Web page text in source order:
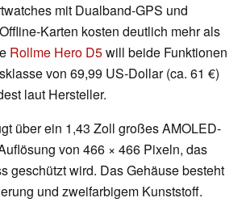
mit Dualband-GPS und
Karten kosten deutlich mehr als
Rollme Hero D5will beide Funktionen
von 69,99 US-Dollar (ca. 61 €)
laut Hersteller.
über ein 1,43 Zoll großes AMOLED-
von 466 × 466 Pixeln, das
geschützt wird. Das Gehäuse besteht
und zweifarbigem Kunststoff.